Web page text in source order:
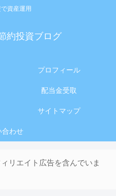
資産運用
約投資ブログ
プロフィール
配当金受取
サイトマップ
合わせ
リエイト広告を含んでいま